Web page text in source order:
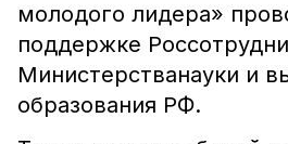
молодого лидера»
поддержке
Министерстванауки и
образования РФ.